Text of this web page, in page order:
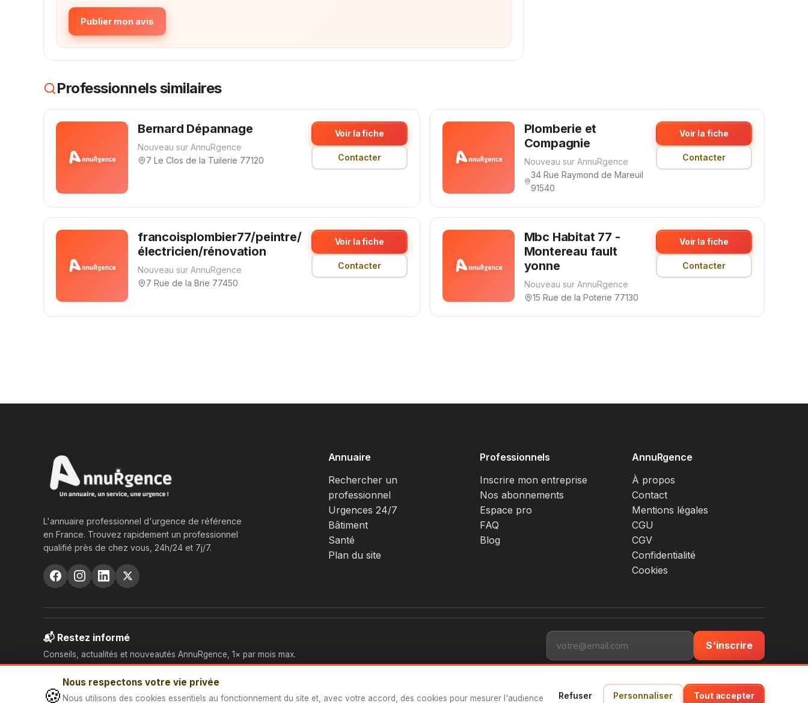
🍪
Nous respectons votre vie privée
Nous utilisons des cookies essentiels au fonctionnement du site et, avec votre accord, des cookies pour mesurer l'audience Refuser Personnaliser Tout accepter
Publier mon avis
Professionnels similaires
Bernard Dépannage
Nouveau sur AnnuRgence
7 Le Clos de la Tuilerie 77120
Voir la fiche
Contacter
Plomberie et
Compagnie
Nouveau sur AnnuRgence
34 Rue Raymond de Mareuil
91540
Voir la fiche
Contacter
francoisplombier77/peintre/
électricien/rénovation
Nouveau sur AnnuRgence
7 Rue de la Brie 77450
Voir la fiche
Contacter
Mbc Habitat 77 -
Montereau fault
yonne
Nouveau sur AnnuRgence
15 Rue de la Poterie 77130
Voir la fiche
Contacter
L'annuaire professionnel d'urgence de référence
en France. Trouvez rapidement un professionnel
qualifié près de chez vous, 24h/24 et 7j/7.
Annuaire
Rechercher un
professionnel
Urgences 24/7
Bâtiment
Santé
Plan du site
Professionnels
Inscrire mon entreprise
Nos abonnements
Espace pro
FAQ
Blog
AnnuRgence
À propos
Contact
Mentions légales
CGU
CGV
Confidentialité
Cookies
📬 Restez informé
Conseils, actualités et nouveautés AnnuRgence, 1× par mois max.
S'inscrire